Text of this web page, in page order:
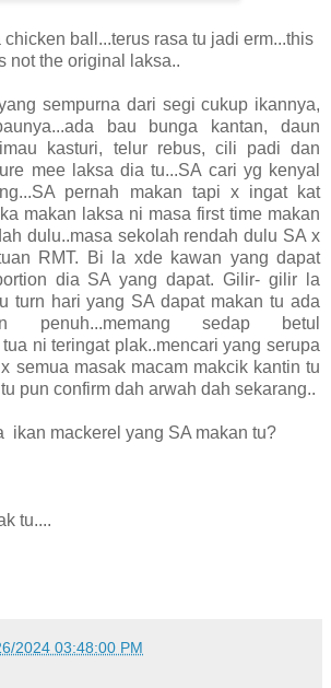
chicken ball...terus rasa tu jadi erm...this
not the original laksa..
sempurna dari segi cukup ikannya,
bau bunga kantan, daun
kasturi, telur rebus, cili padi dan
mee laksa dia tu...SA cari yg kenyal
pernah makan tapi x ingat kat
makan laksa ni masa first time makan
dulu..masa sekolah rendah dulu SA x
RMT. Bi la xde kawan yang dapat
dia SA yang dapat. Gilir- gilir la
turn hari yang SA dapat makan tu ada
penuh...memang sedap betul
ni teringat plak..mencari yang serupa
semua masak macam makcik kantin tu
pun confirm dah arwah dah sekarang..
ikan mackerel yang SA makan tu?
tu....
2024 03:48:00 PM